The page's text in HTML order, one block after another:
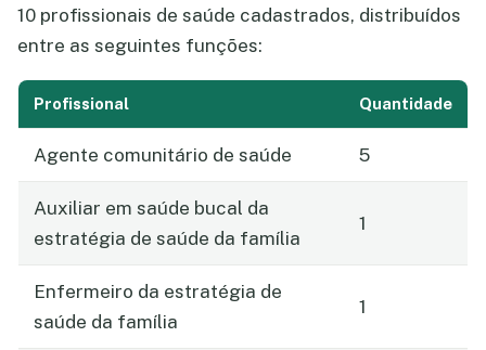
10 profissionais de saúde cadastrados, distribuídos
entre as seguintes funções:
Profissional Quantidade
Agente comunitário de saúde 5
Auxiliar em saúde bucal da
estratégia de saúde da família
1
Enfermeiro da estratégia de
saúde da família
1